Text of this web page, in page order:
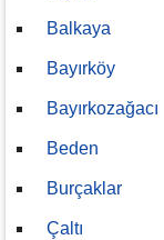
Balkaya
Bayırköy
Bayırkozağacı
Beden
Burçaklar
Çaltı